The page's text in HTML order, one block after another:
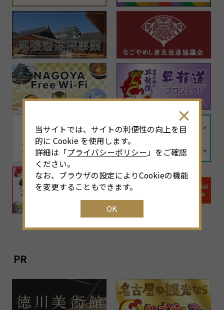
PR
当サイトでは、サイトの利便性の向上を目
的に Cookie を使用します。
詳細は「プライバシーポリシー 」をご確認
ください。
なお、ブラウザの設定によりCookieの機能
を変更することもできます。
OK